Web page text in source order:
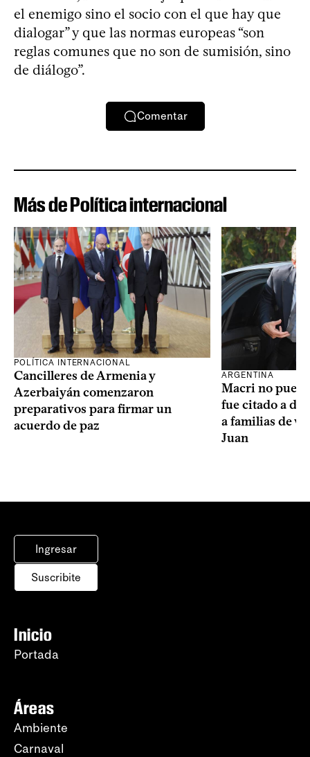
el enemigo sino el socio con el que hay que
dialogar” y que las normas europeas “son
reglas comunes que no son de sumisión, sino
de diálogo”.
Comentar
Más de Política internacional
POLÍTICA INTERNACIONAL
Cancilleres de Armenia y
Azerbaiyán comenzaron
preparativos para firmar un
acuerdo de paz
ARGENTINA
Macri no
fue citado a
a familias de
Juan
Ingresar
Suscribite
Inicio
Portada
Áreas
Ambiente
Carnaval